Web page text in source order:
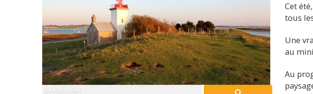
Cet
tous
Une
au
Au